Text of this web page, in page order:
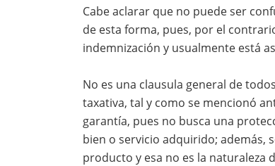
Cabe aclarar que no puede ser
de esta forma, pues, por el
indemnización y usualmente está
No es una clausula general de
taxativa, tal y como se mencionó
garantía, pues no busca una
bien o servicio adquirido; además,
producto y esa no es la naturaleza